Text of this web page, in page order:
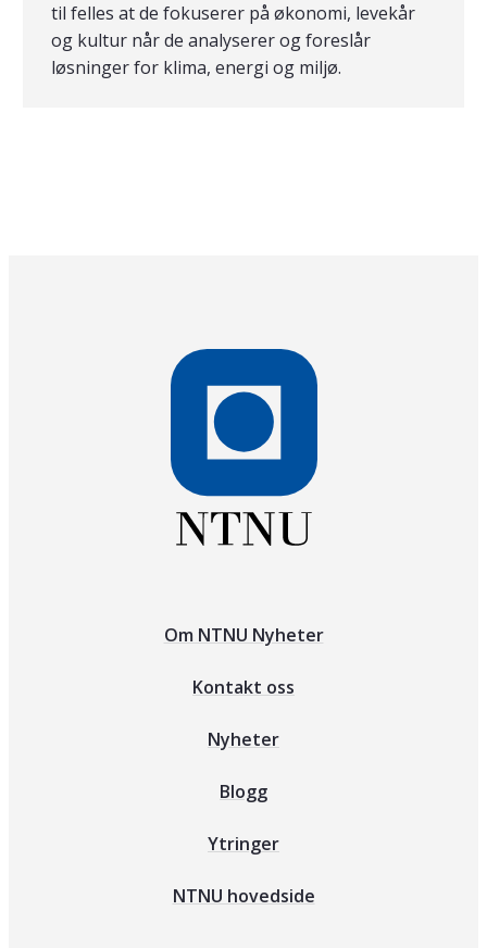
til felles at de fokuserer på økonomi, levekår
og kultur når de analyserer og foreslår
løsninger for klima, energi og miljø.
Om NTNU Nyheter
Kontakt oss
Nyheter
Blogg
Ytringer
NTNU hovedside